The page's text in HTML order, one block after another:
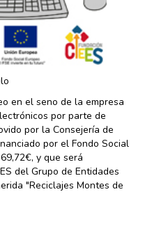
en el seno de la empresa
por parte de
por la Consejería de
por el Fondo Social
y que será
del Grupo de Entidades
"Reciclajes Montes de